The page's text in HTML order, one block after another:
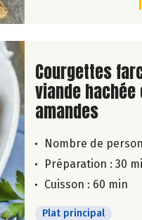
Lire la suite de
Courgettes
viande hachée
amandes
Nombre de
Préparation : 30
Cuisson : 60 min
Plat principal